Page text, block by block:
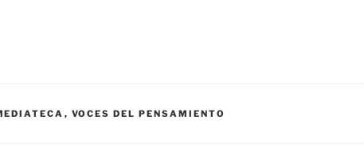
, VOCES DEL PENSAMIENTO